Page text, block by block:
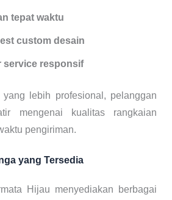
tepat waktu
custom desain
service responsif
yang lebih profesional, pelanggan
mengenai kualitas rangkaian
pengiriman.
yang Tersedia
Hijau menyediakan berbagai